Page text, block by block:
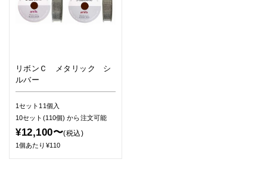
リボンＣ メタリック シ
ルバー
1セット11個入
10セット(110個)から注文可能
¥12,100〜(税込)
1個あたり¥110